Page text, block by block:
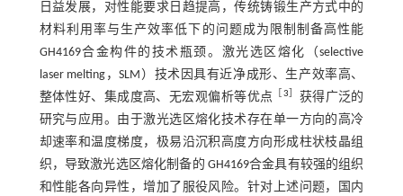
日益发展，对性能要求日趋提高，传统铸锻生产方式中的
材料利用率与生产效率低下的问题成为限制制备高性能
GH4169合金构件的技术瓶颈。激光选区熔化（selective
laser melting，SLM）技术因具有近净成形、生产效率高、
整体性好、集成度高、无宏观偏析等优点
3
获得广泛的
研究与应用。由于激光选区熔化技术存在单一方向的高冷
却速率和温度梯度，极易沿沉积高度方向形成柱状枝晶组
织，导致激光选区熔化制备的 GH4169合金具有较强的组织
和性能各向异性，增加了服役风险。针对上述问题，国内